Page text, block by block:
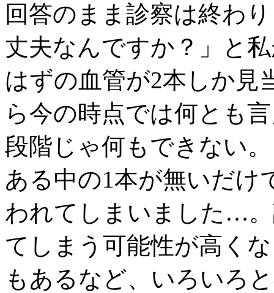
回答のまま診察は終わ
丈夫なんですか？」と
はずの血管が2本しか見
ら今の時点では何とも
段階じゃ何もできない
ある中の1本が無いだけ
われてしまいました…
てしまう可能性が高く
もあるなど、いろいろ